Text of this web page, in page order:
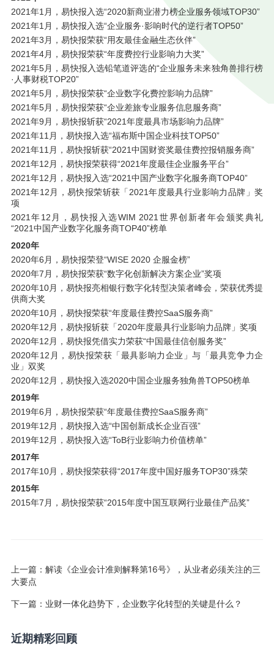
2021年1月，易快报入选“2020新商业潜力榜企业服务领域TOP30”
2021年1月，易快报入选“企业服务·影响时代的逆行者TOP50”
2021年3月，易快报荣获“用友最佳金融生态伙伴”
2021年4月，易快报荣获“年度费控行业影响力大奖”
2021年5月，易快报入选铅笔道评选的“企业服务未来独角兽排行榜
·人事财税TOP20”
2021年5月，易快报荣获“企业数字化费控影响力品牌”
2021年5月，易快报荣获“企业差旅专业服务信息服务商”
2021年9月，易快报斩获“2021年度最具市场影响力品牌”
2021年11月，易快报入选“福布斯中国企业科技TOP50”
2021年11月，易快报斩获“2021中国财资奖最佳费控报销服务商”
2021年12月，易快报荣获得“2021年度最佳企业服务平台”
2021年12月，易快报入选“2021中国产业数字化服务商TOP40”
2021年12月，易快报荣斩获「2021年度最具行业影响力品牌」奖
项
2021年12月，易快报入选WIM 2021世界创新者年会颁奖典礼
“2021中国产业数字化服务商TOP40”榜单
2020年
2020年6月，易快报荣登“WISE 2020 企服金榜”
2020年7月，易快报荣获“数字化创新解决方案企业”奖项
2020年10月，易快报亮相银行数字化转型决策者峰会，荣获优秀提
供商大奖
2020年10月，易快报荣获“年度最佳费控SaaS服务商”
2020年12月，易快报斩获「2020年度最具行业影响力品牌」奖项
2020年12月，易快报凭借实力荣获“中国最佳信创服务奖”
2020年12月，易快报荣获「最具影响力企业」与「最具竞争力企
业」双奖
2020年12月，易快报入选2020中国企业服务独角兽TOP50榜单
2019年
2019年6月，易快报荣获“年度最佳费控SaaS服务商”
2019年12月，易快报入选“中国创新成长企业百强”
2019年12月，易快报入选“ToB行业影响力价值榜单”
2017年
2017年10月，易快报荣获得“2017年度中国好服务TOP30”殊荣
2015年
2015年7月，易快报荣获“2015年度中国互联网行业最佳产品奖”
上一篇： 解读《企业会计准则解释第16号》，从业者必须关注的三
大要点
下一篇： 业财一体化趋势下，企业数字化转型的关键是什么？
近期精彩回顾